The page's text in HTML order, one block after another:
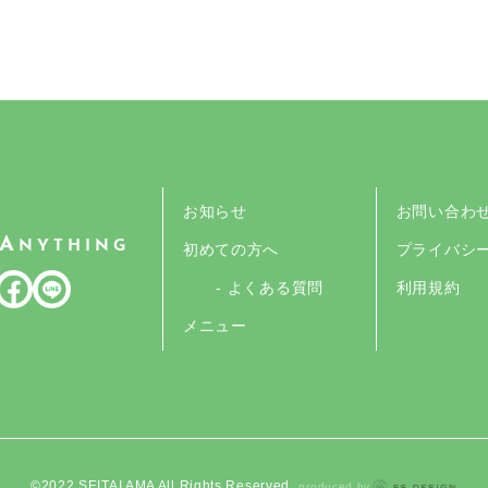
NYTHING
お知らせ
初めての方へ
- よくある質問
メニュー
お問い合わ
プライバシ
利用規約